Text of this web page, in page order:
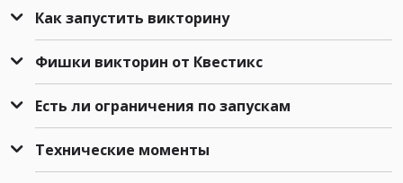
Как запустить викторину
Фишки викторин от Квестикс
Есть ли ограничения по запускам
Технические моменты